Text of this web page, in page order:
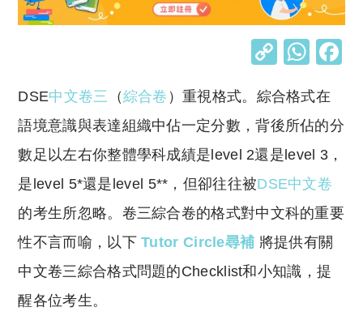
C
p
y
Li
n
k
W
at
s
A
p
p
DSE中文卷三 （綜合卷 ）重視格式。綜合格式在
語境意識與表達組織中佔一定分數，背後所佔的分
數足以左右你整體學科成績是level 2還是level 3，
是level 5*還是level 5**，但卻往往被DSE中文卷
的考生所忽略。卷三綜合卷的格式對中文科的重要
性不言而喻，以下Tutor Circle尋補 將提供有關
中文卷三綜合格式問題的Checklist和小知識，提
醒各位考生。